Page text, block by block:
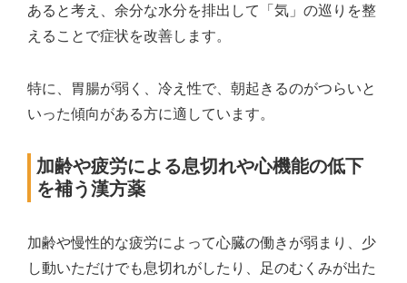
あると考え、余分な水分を排出して「気」の巡りを整
えることで症状を改善します。
特に、胃腸が弱く、冷え性で、朝起きるのがつらいと
いった傾向がある方に適しています。
加齢や疲労による息切れや心機能の低下
を補う漢方薬
加齢や慢性的な疲労によって心臓の働きが弱まり、少
し動いただけでも息切れがしたり、足のむくみが出た